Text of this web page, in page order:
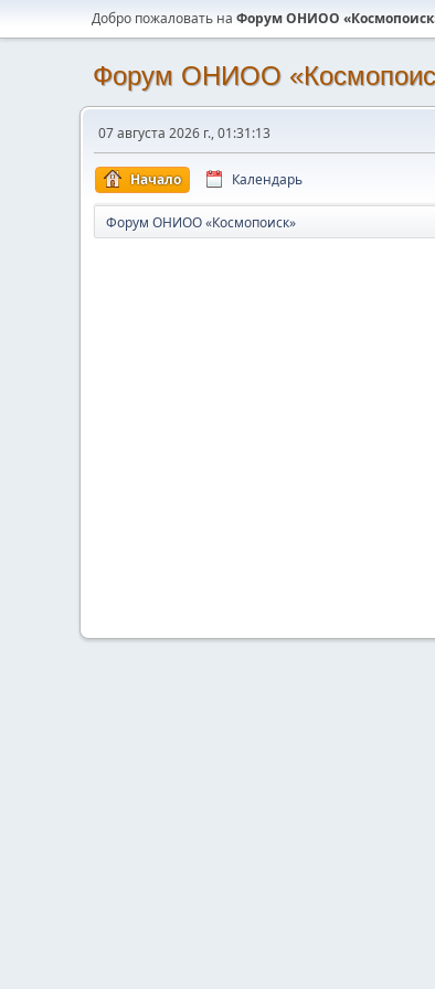
Добро пожаловать на Форум ОНИОО
Форум ОНИОО
07 августа 2026 г., 01:31:13
Начало Календарь
Форум ОНИОО «Космопоиск»